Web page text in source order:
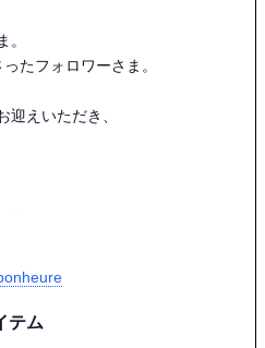
。
たフォロワーさま。
迎えいただき、
者の皆さま、
ださった
テム